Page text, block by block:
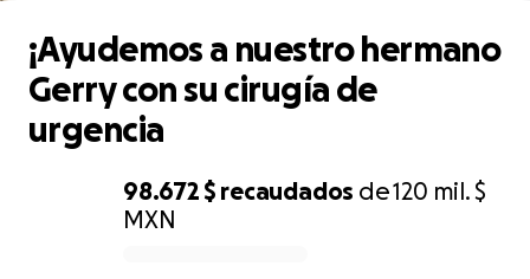
98.672 $ recaudados de120 mil. $
MXN
¡Ayudemos a nuestro hermano
Gerry con su cirugía de
urgencia